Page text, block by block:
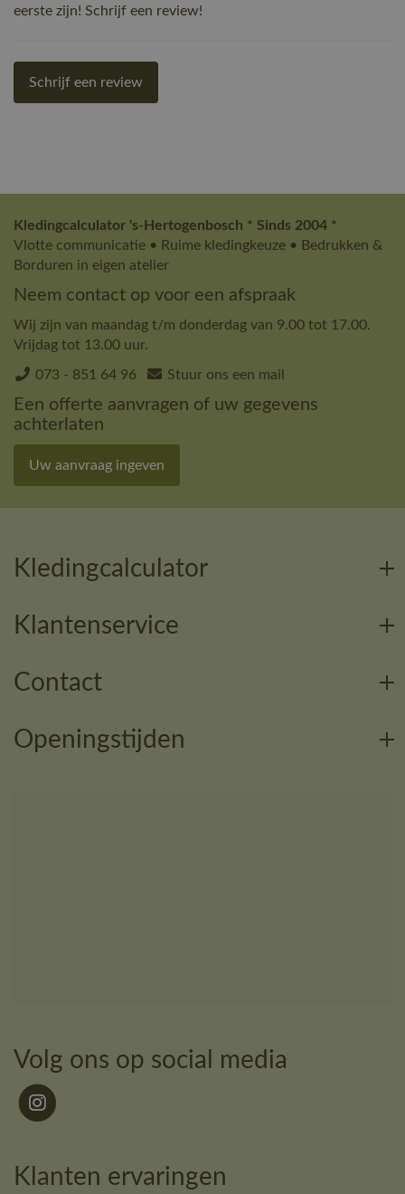
eerste zijn! Schrijf een review!
Schrijf een review
Kledingcalculator 's-Hertogenbosch * Sinds 2004 *
Vlotte communicatie • Ruime kledingkeuze • Bedrukken &
Borduren in eigen atelier
Neem contact op voor een afspraak
Wij zijn van maandag t/m donderdag van 9.00 tot 17.00.
Vrijdag tot 13.00 uur.
073 - 851 64 96 Stuur ons een mail
Een offerte aanvragen of uw gegevens
achterlaten
Uw aanvraag ingeven
Kledingcalculator
Klantenservice
Contact
Openingstijden
Volg ons op social media
Klanten ervaringen